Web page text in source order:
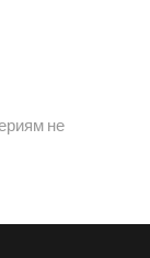
не